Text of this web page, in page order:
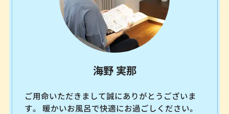
海野 実那
ご用命いただきまして誠にありがとうございま
す。 暖かいお風呂で快適にお過ごしください。